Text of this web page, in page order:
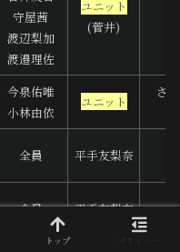
守屋茜
渡辺梨加
渡邉理佐
ユニット
(菅井)
今泉佑唯
小林由依
ユニット
さ
全員 平手友梨奈
全員 平手友梨奈
トップ